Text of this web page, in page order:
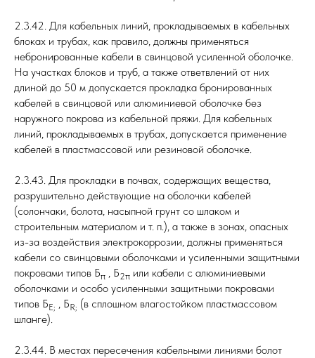
2.3.42. Для кабельных линий, прокладываемых в кабельных
блоках и трубах, как правило, должны применяться
небронированные кабели в свинцовой усиленной оболочке.
На участках блоков и труб, а также ответвлений от них
длиной до 50 м допускается прокладка бронированных
кабелей в свинцовой или алюминиевой оболочке без
наружного покрова из кабельной пряжи. Для кабельных
линий, прокладываемых в трубах, допускается применение
кабелей в пластмассовой или резиновой оболочке.
2.3.43. Для прокладки в почвах, содержащих вещества,
разрушительно действующие на оболочки кабелей
(солончаки, болота, насыпной грунт со шлаком и
строительным материалом и т. п.), а также в зонах, опасных
из-за воздействия электрокоррозии, должны применяться
кабели со свинцовыми оболочками и усиленными защитными
покровами типов Бπ , Б2π или кабели с алюминиевыми
оболочками и особо усиленными защитными покровами
типов БE; , БR; (в сплошном влагостойком пластмассовом
шланге).
2.3.44. В местах пересечения кабельными линиями болот